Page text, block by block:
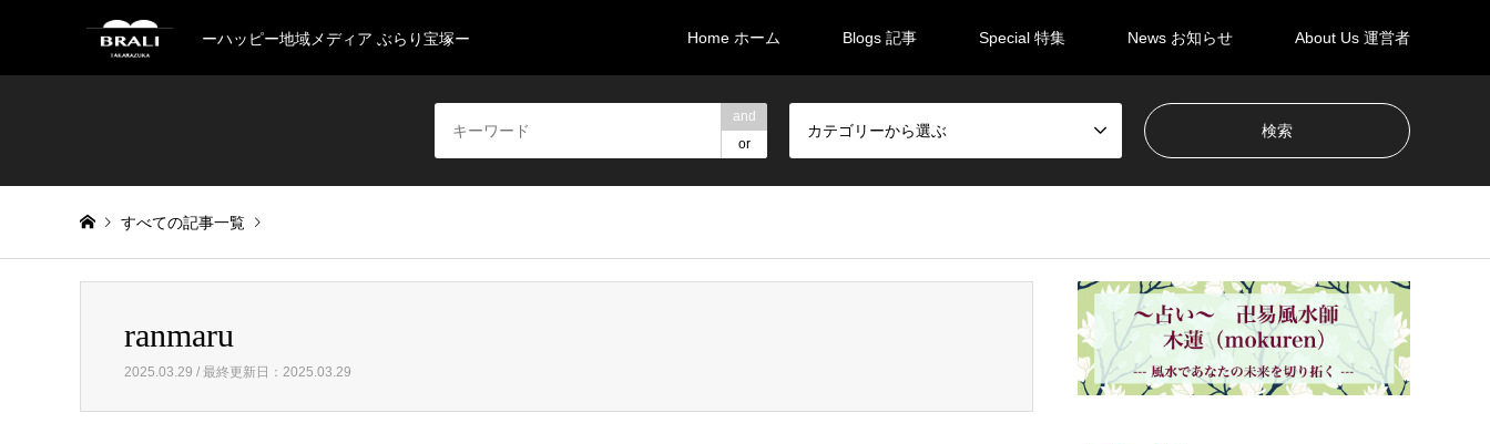
ーハッピー地域メディア ぶらり宝塚ー Home ホーム Blogs 記事 Special 特集 News お知らせ About Us 運営者
and
or
カテゴリーから選ぶ
すべての記事一覧
/home/brali/brali-takarazuka.com/public_html/wp-content/themes/gensen_tcd050/breadcrumb.phpon line94
ranmaru
ranmaru
2025.03.29 / 最終更新日：2025.03.29